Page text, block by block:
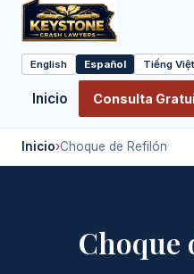
Select
language
English Español Tiếng Việt
Inicio Consulta
Inicio›Choque de Refilón
Choque